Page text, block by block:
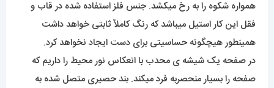
همواره شکوه را به رخ میکشد. جنس فلز استفاده شده در قاب و
فقل این کار استیل میباشد که رنگ کاملاً ثابتی خواهد داشت
همینطور هیچگونه حساسیتی برای دست ایجاد نخواهد کرد.
در صفحه یک شیشه ی محدب با انعکاس نور محیط را داریم که
صفحه را بسیار منحصربه فرد میکند. بند حصیری متصل شده به